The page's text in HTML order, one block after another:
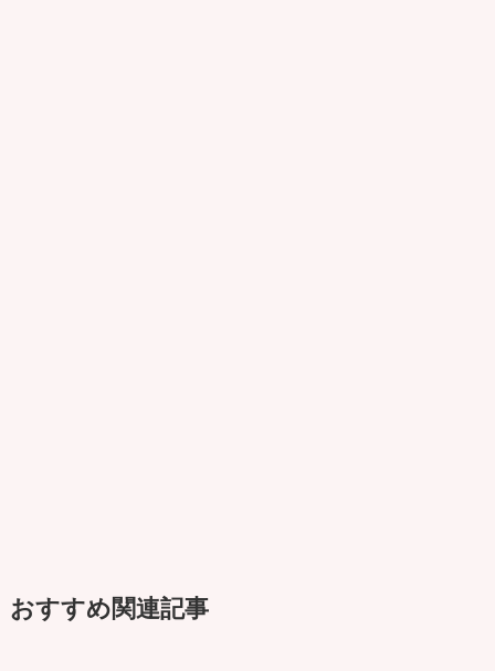
おすすめ関連記事